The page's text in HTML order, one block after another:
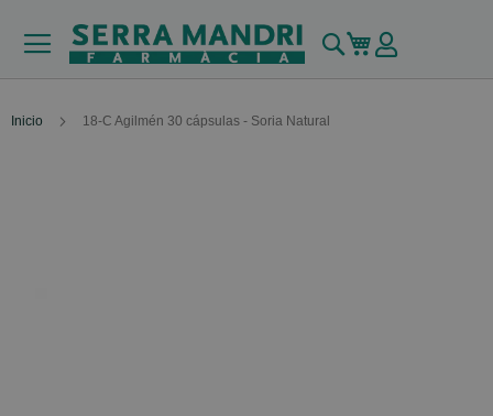
Buscar
Mi carrito
Inicio 18-C Agilmén 30 cápsulas - Soria Natural